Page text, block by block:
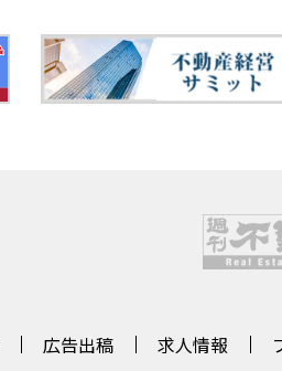
広告出稿 求人情報